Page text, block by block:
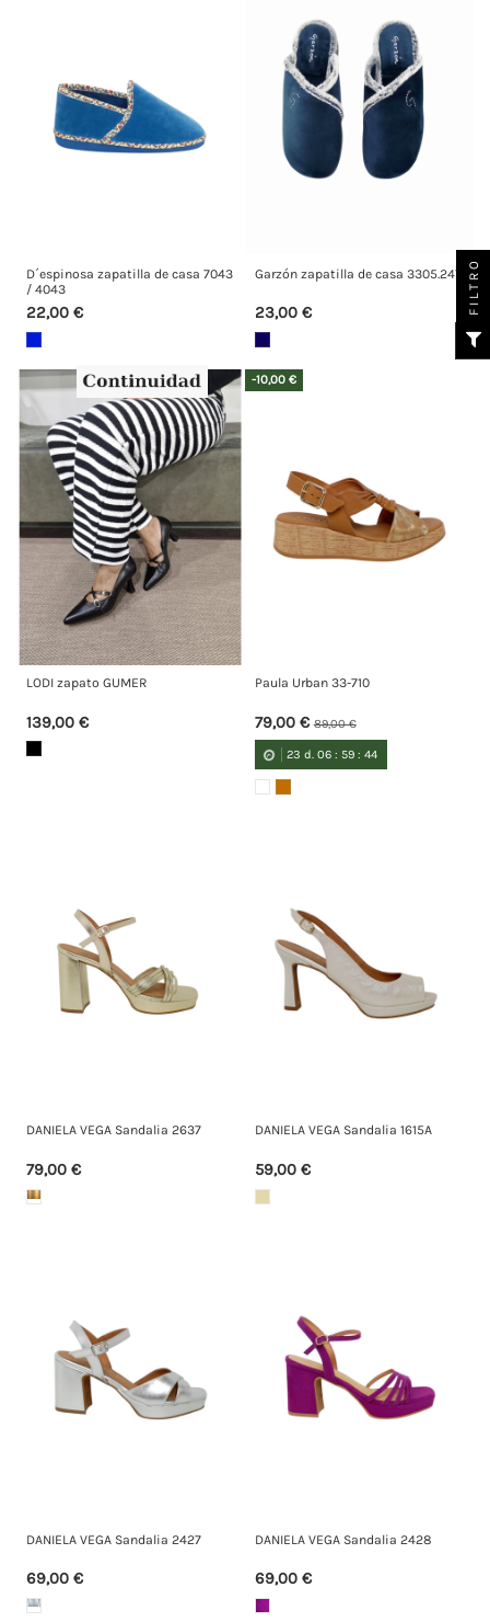
D´espinosa zapatilla de casa 7043
/ 4043
22,00 €
Garzón zapatilla de casa 3305.247
23,00 €
LODI zapato GUMER
139,00 €
-10,00 €
Paula Urban 33-710
79,00 €89,00 €
23 d. 06 :59 :44
DANIELA VEGA Sandalia 2637
79,00 €
DANIELA VEGA Sandalia 1615A
59,00 €
DANIELA VEGA Sandalia 2427
69,00 €
DANIELA VEGA Sandalia 2428
69,00 €
FILTRO